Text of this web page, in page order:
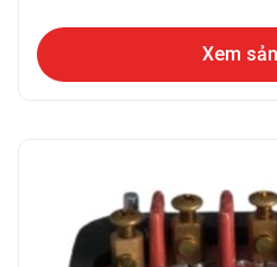
Xem